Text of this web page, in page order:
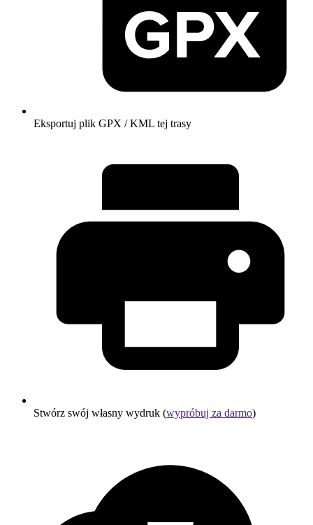
Eksportuj plik GPX / KML tej trasy
Stwórz swój własny wydruk (wypróbuj za darmo)